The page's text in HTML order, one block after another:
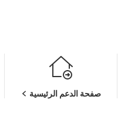
صفحة الدعم الرئيسية